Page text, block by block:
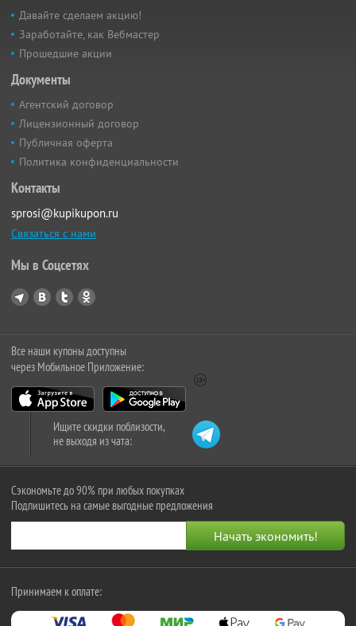
Давайте сделаем акцию!
Заработайте, как Вебмастер
Прошедшие акции
Документы
Агентский договор
Лицензионный договор
Публичная оферта
Политика конфиденциальности
Контакты
sprosi@kupikupon.ru
Связаться с нами
Мы в Соцсетях
Все наши купоны доступны
через Мобильное Приложение:
Ищите скидки поблизости,
не выходя из чата:
Сэкономьте до 90% при любых покупках
Подпишитесь на самые выгодные предложения
Принимаем к оплате: